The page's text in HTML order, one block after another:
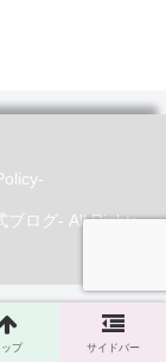
ブログ- All Rights
ップ サイドバー